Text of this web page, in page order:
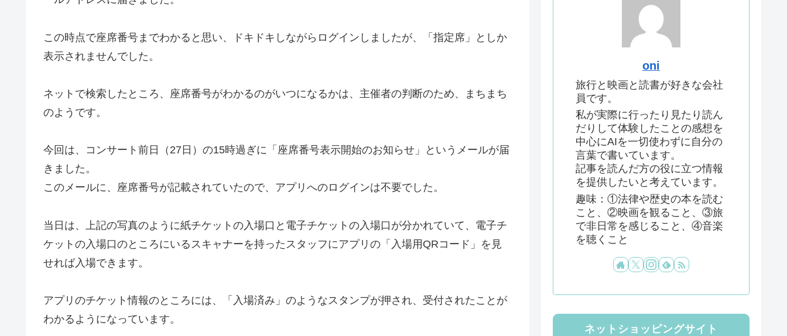
この時点で座席番号までわかると思い、ドキドキしながらログインしましたが、「指定席」としか
表示されませんでした。
ネットで検索したところ、座席番号がわかるのがいつになるかは、主催者の判断のため、まちまち
のようです。
今回は、コンサート前日（27日）の15時過ぎに「座席番号表示開始のお知らせ」というメールが届
きました。
このメールに、座席番号が記載されていたので、アプリへのログインは不要でした。
当日は、上記の写真のように紙チケットの入場口と電子チケットの入場口が分かれていて、電子チ
ケットの入場口のところにいるスキャナーを持ったスタッフにアプリの「入場用QRコード」を見
せれば入場できます。
アプリのチケット情報のところには、「入場済み」のようなスタンプが押され、受付されたことが
わかるようになっています。
oni
旅行と映画と読書が好きな会社
員です。
私が実際に行ったり見たり読ん
だりして体験したことの感想を
中心にAIを一切使わずに自分の
言葉で書いています。
記事を読んだ方の役に立つ情報
を提供したいと考えています。
趣味：①法律や歴史の本を読む
こと、②映画を観ること、③旅
で非日常を感じること、④音楽
を聴くこと
ネットショッピングサイト